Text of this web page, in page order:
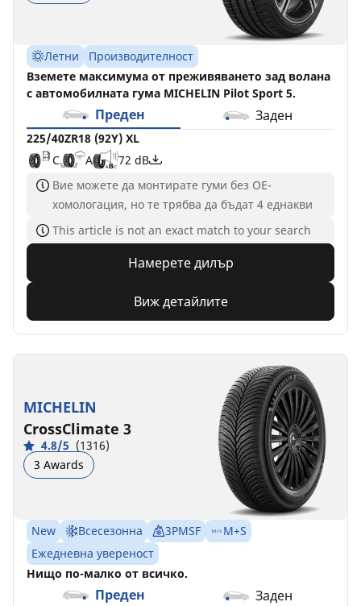
Летни
Производителност
Вземете максимума от преживяването зад волана
с автомобилната гума MICHELIN Pilot Sport 5.
Преден Заден
225/40ZR18 (92Y) XL
C
A
72 dB
Вие можете да монтирате гуми без ОЕ-
хомологация, но те трябва да бъдат 4 еднакви
This article is not an exact match to your search
Намерете дилър
Виж детайлите
MICHELIN
CrossClimate 3
4.8/5 (1316)
3 Awards
New Всесезонна 3PMSF
M+S
Ежедневна увереност
Нищо по-малко от всичко.
Преден Заден